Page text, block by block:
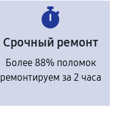
Срочный ремонт
Более 88% поломок
ремонтируем за 2 часа